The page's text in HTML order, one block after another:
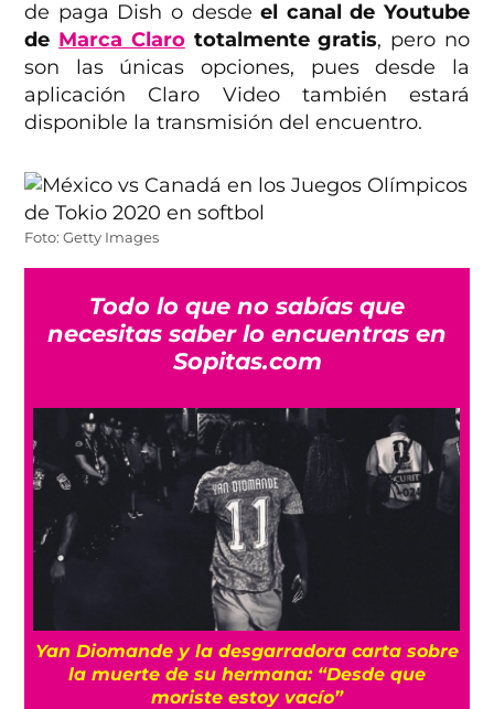
de paga Dish o desdeel canal de Youtube
de Marca Clarototalmente gratis, pero no
son las únicas opciones, pues desde la
aplicación Claro Video también estará
disponible la transmisión del encuentro.
Foto: Getty Images
Todo lo que no sabías que
necesitas saber lo encuentras en
Sopitas.com
Yan Diomande y la desgarradora carta sobre
la muerte de su hermana: “Desde que
moriste estoy vacío”